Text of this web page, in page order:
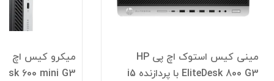
مینی کیس استوک اچ پی HP
EliteDesk 800 G3 با پردازنده i5
میکرو کیس اچ